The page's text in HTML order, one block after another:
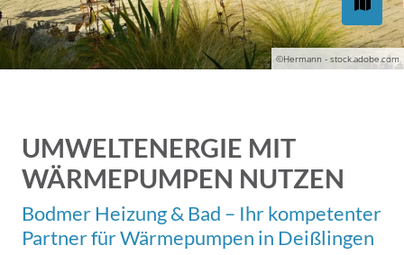
©Hermann - stock.adobe.com
UMWELTENERGIE MIT
WÄRMEPUMPEN NUTZEN
Bodmer Heizung & Bad – Ihr kompetenter
Partner für Wärmepumpen in Deißlingen